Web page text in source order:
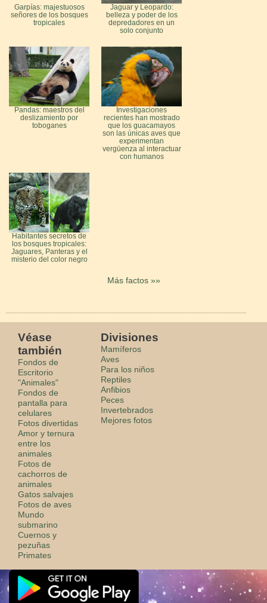
Garpías: majestuosos
señores de los bosques
tropicales
Jaguar y Leopardo:
belleza y poder de los
depredadores en un
solo conjunto
Pandas: maestros del
deslizamiento por
toboganes
Investigaciones
recientes han mostrado
que los guacamayos
son las únicas aves que
experimentan
vergüenza al interactuar
con humanos
Habitantes secretos de
los bosques tropicales:
Jaguares, Panteras y el
misterio del color negro
Más factos »»
Véase
también
Fondos de
Escritorio
"Animales"
Fondos de
pantalla para
celulares
Fotos divertidas
Amor y ternura
entre los
animales
Fotos de
cachorros de
animales
Gatos salvajes
Fotos de aves
Mundo
submarino
Cuernos y
pezuñas
Primates
Divisiones
Mamíferos
Aves
Para los niños
Reptiles
Anfibios
Peces
Invertebrados
Mejores fotos